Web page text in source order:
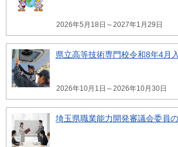
2026年5月18日～2027年1月29日
県立高等技術専門校令和8年4月
2026年10月1日～2026年10月30日
埼玉県職業能力開発審議会委員